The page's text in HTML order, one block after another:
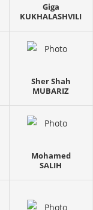
Giga
KUKHALASHVILI
Sher Shah
MUBARIZ
Mohamed
SALIH